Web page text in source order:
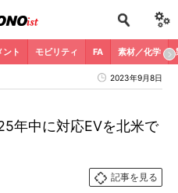
ント モビリティ FA 素材／化学
2023年9月8日
年中に対応EVを北米で
記事を見る